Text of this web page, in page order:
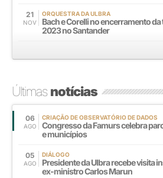
21
NOV
ORQUESTRA DA ULBRA
Bach e Corelli no encerramento
2023 no Santander
Últimasnotícias
06
AGO
CRIAÇÃO DE OBSERVATÓRIO DE DADOS
Congresso da Famurs celebra
e municípios
05
AGO
DIÁLOGO
Presidente da Ulbra recebe visita
ex-ministro Carlos Marun